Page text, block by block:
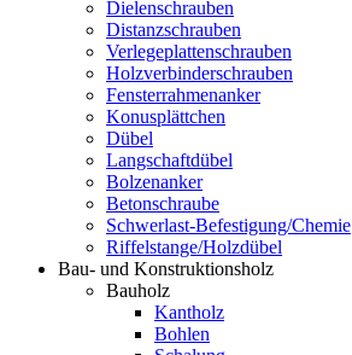
Dielenschrauben
Distanzschrauben
Verlegeplattenschrauben
Holzverbinderschrauben
Fensterrahmenanker
Konusplättchen
Dübel
Langschaftdübel
Bolzenanker
Betonschraube
Schwerlast-Befestigung/Chemie
Riffelstange/Holzdübel
Bau- und Konstruktionsholz
Bauholz
Kantholz
Bohlen